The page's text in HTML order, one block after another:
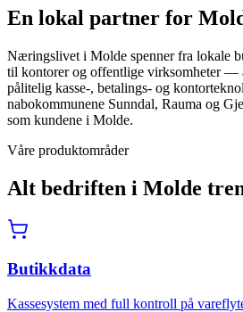
En lokal partner for
Næringslivet i Molde spenner fra lokale
til kontorer og offentlige virksomheter —
pålitelig kasse-, betalings- og
nabokommunene Sunndal, Rauma og
som kundene i Molde.
Våre produktområder
Alt bedriften i Molde
Butikkdata
Kassesystem med full kontroll på